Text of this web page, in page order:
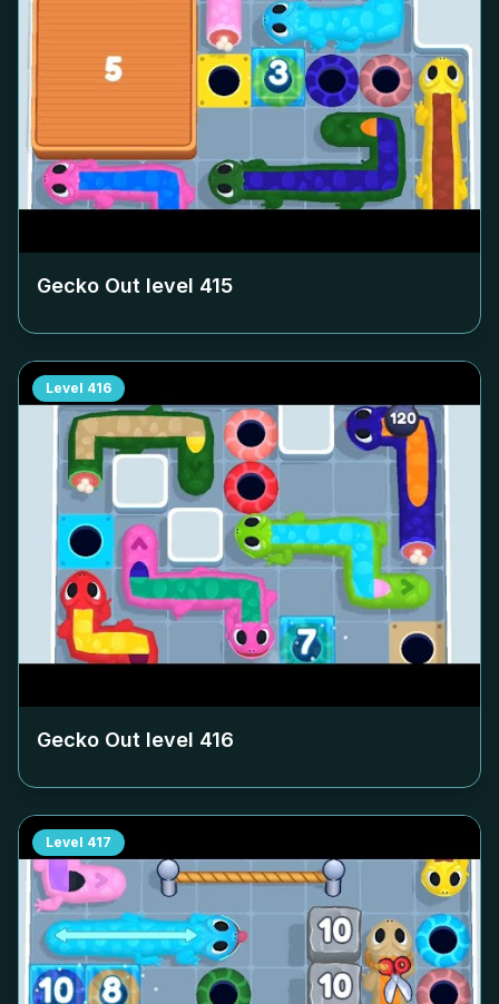
Gecko Out level 415
Level 416
Gecko Out level 416
Level 417